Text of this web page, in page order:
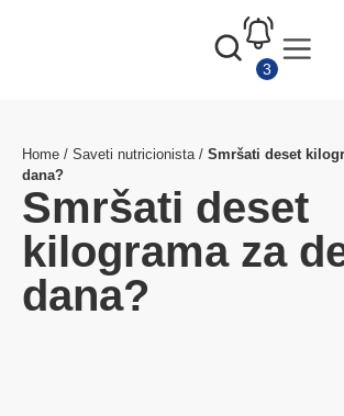
Home / Saveti nutricionista / Smršati deset
dana?
Smršati deset
kilograma za
dana?